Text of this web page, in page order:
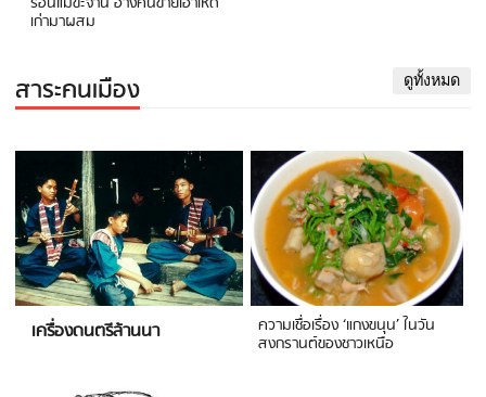
เก่ามาผสม
สาระคนเมือง ดูทั้งหมด
เครื่องดนตรีล้านนา ความเชื่อเรื่อง ‘แกงขนุน’ ในวัน
สงกรานต์ของชาวเหนือ